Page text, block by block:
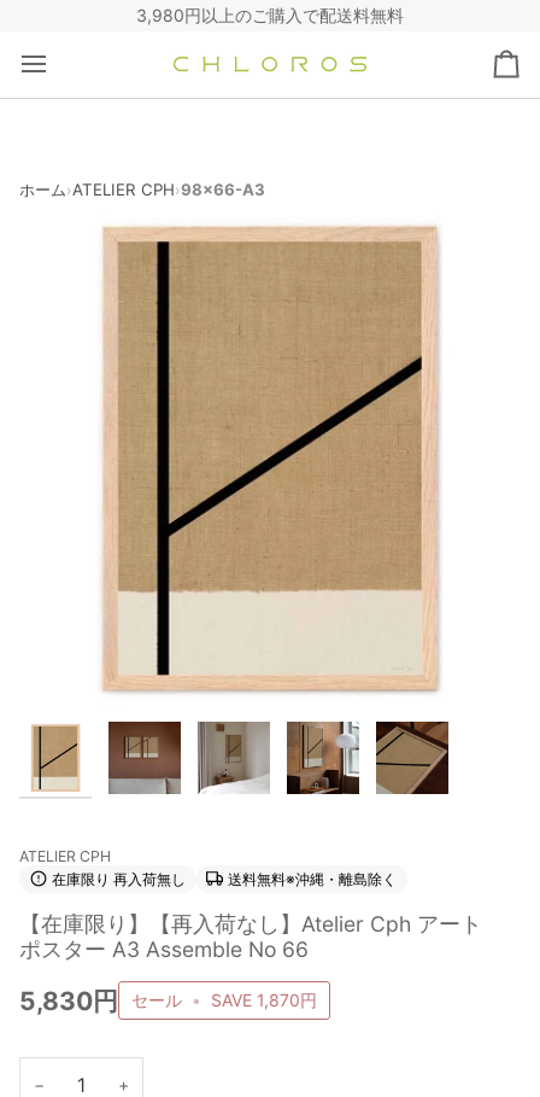
3,980円以上のご購入で配送料無料
カ
ー
ホーム›ATELIER CPH›98x66-A3
ATELIER CPH
在庫限り 再入荷無し
送料無料※沖縄・離島除く
【在庫限り】【再入荷なし】Atelier Cph アート
ポスター A3 Assemble No 66
5,830円 セール • SAVE 1,870円
− +